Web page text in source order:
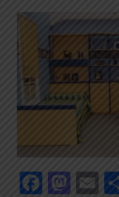
F
M E